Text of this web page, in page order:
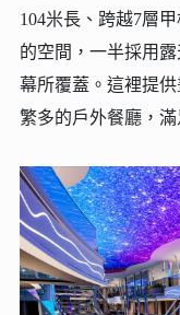
104米長、跨越7層
的空間，一半採用
幕所覆蓋。這裡提
繁多的戶外餐廳，